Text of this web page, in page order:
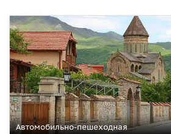
Автомобильно-пешеходная